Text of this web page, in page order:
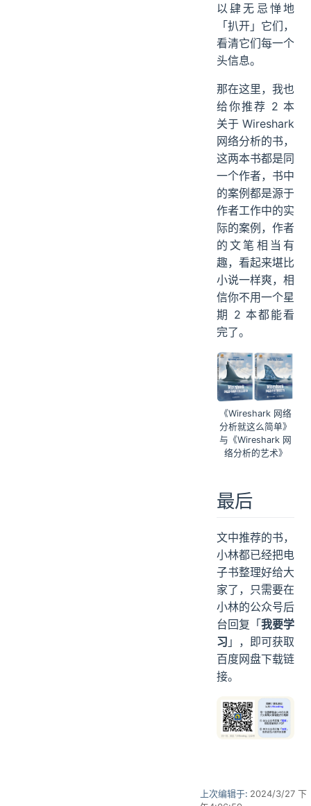
以肆无忌惮地
「扒开」它们，
看清它们每一个
头信息。
那在这里，我也
给你推荐 2 本
关于 Wireshark
网络分析的书，
这两本书都是同
一个作者，书中
的案例都是源于
作者工作中的实
际的案例，作者
的文笔相当有
趣，看起来堪比
小说一样爽，相
信你不用一个星
期 2 本都能看
完了。
《Wireshark 网络
分析就这么简单》
与《Wireshark 网
络分析的艺术》
最后
文中推荐的书，
小林都已经把电
子书整理好给大
家了，只需要在
小林的公众号后
台回复「 我要学
习 」，即可获取
百度网盘下载链
接。
上次编辑于: 2024/3/27 下